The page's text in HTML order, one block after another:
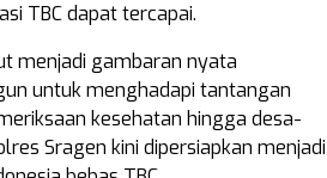
TBC dapat tercapai.
menjadi gambaran nyata
untuk menghadapi tantangan
kesehatan hingga desa-
Sragen kini dipersiapkan menjadi